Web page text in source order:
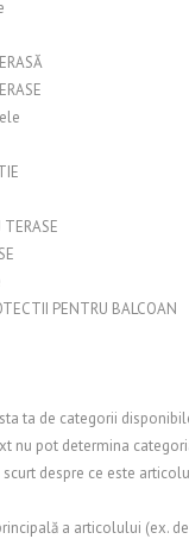
TERASE
PENTRU BALCOAN
ta de categorii
nu pot determina
despre ce este
a articolului (ex.